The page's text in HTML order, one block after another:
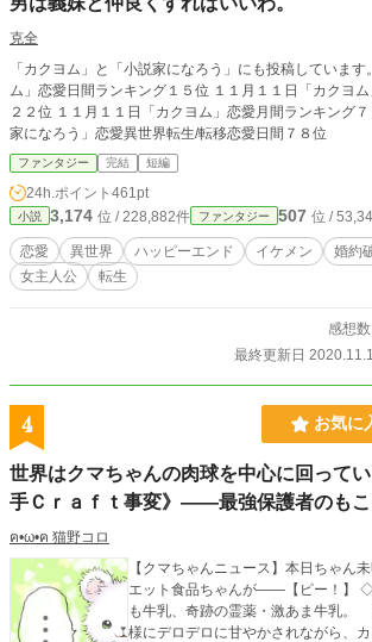
克全
「カクヨム」と「小説家になろう」にも投稿していま
ム」恋愛日間ランキング１５位 １１月１１日「カクヨ
２２位 １１月１１日「カクヨム」恋愛月間ランキング
家になろう」恋愛異世界転生/転移恋愛日間７８位
ファンタジー 完結 短編
24h.ポイント 461pt
小説 3,174 位 / 228,882件 ファンタジー 507 位 /
恋愛 異世界 ハッピーエンド イケメン 婚約
女主人公
転生
感想
最終更新日
4 お気に
世界はクマちゃんの肉球を中心に回って
手Ｃｒａｆｔ事変》――最強保護者のも
ฅ•ω•ฅ 猫野コロ
【クマちゃんニュース】本日ちゃん
エット食品ちゃんが――【ピー！】 ◇ 頭痛に牛乳、怪我に
も牛乳、奇跡の霊薬・激あま牛乳。
様にデロデロに甘やかされながら、